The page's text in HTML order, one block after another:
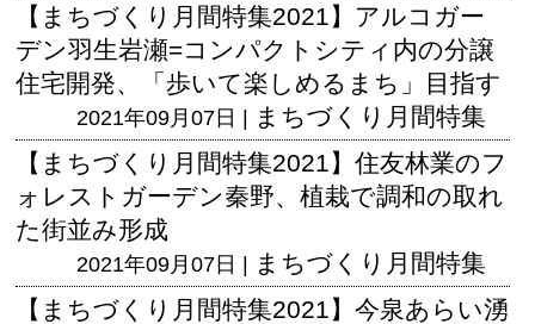
【まちづくり月間特集2021】アルコガー
デン羽生岩瀬=コンパクトシティ内の分譲
住宅開発、「歩いて楽しめるまち」目指す
2021年09月07日 | まちづくり月間特集
【まちづくり月間特集2021】住友林業のフ
ォレストガーデン秦野、植栽で調和の取れ
た街並み形成
2021年09月07日 | まちづくり月間特集
【まちづくり月間特集2021】今泉あらい湧